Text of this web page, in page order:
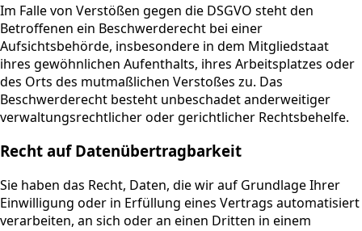
Im Falle von Verstößen gegen die DSGVO steht den
Betroffenen ein Beschwerderecht bei einer
Aufsichtsbehörde, insbesondere in dem Mitgliedstaat
ihres gewöhnlichen Aufenthalts, ihres Arbeitsplatzes oder
des Orts des mutmaßlichen Verstoßes zu. Das
Beschwerderecht besteht unbeschadet anderweitiger
verwaltungsrechtlicher oder gerichtlicher Rechtsbehelfe.
Recht auf Daten­übertrag­barkeit
Sie haben das Recht, Daten, die wir auf Grundlage Ihrer
Einwilligung oder in Erfüllung eines Vertrags automatisiert
verarbeiten, an sich oder an einen Dritten in einem